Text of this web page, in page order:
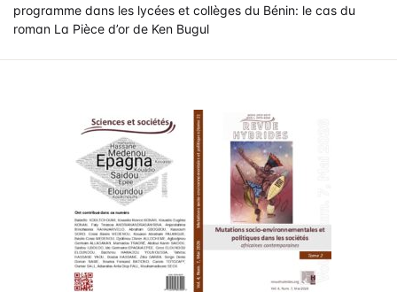
Politique
Politique de
Publication
Malpractice
Actualités
Se souvenir de
moi ?
Mot de passe
programme dans les lycées et collèges du Bénin: le cas du
roman La Pièce d’or de Ken Bugul